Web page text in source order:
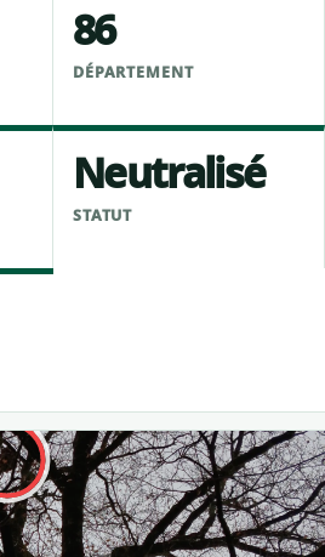
86
DÉPARTEMENT
Neutralisé
STATUT